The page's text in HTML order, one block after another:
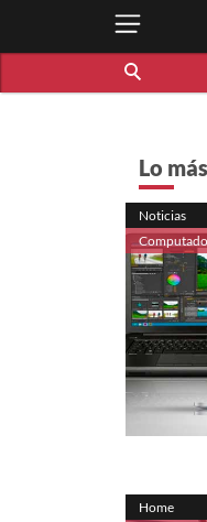
Lo
Noticias
Home